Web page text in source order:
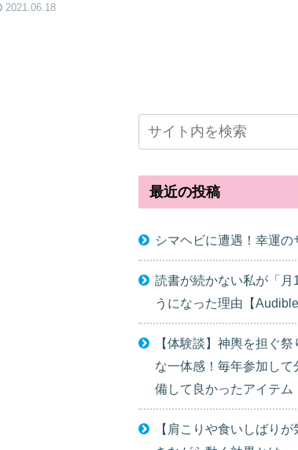
2021.06.18
最近の投稿
シマヘビに遭遇！幸運の
読書が続かない私が「月
うになった理由【Audible
【体験談】神輿を担ぐ
な一体感！毎年参加し
備して良かったアイテム
【肩こりや食いしばり